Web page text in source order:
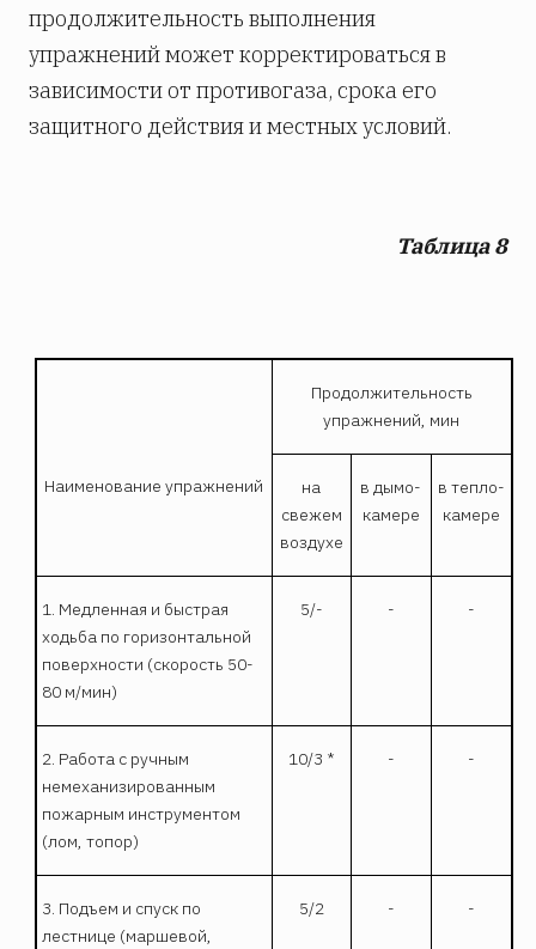
продолжительность выполнения
упражнений может корректироваться в
зависимости от противогаза, срока его
защитного действия и местных условий.
Таблица 8
Продолжительность
упражнений, мин
Наименование упражнений
на
свежем
воздухе
в дымо-
камере
в тепло-
камере
1. Медленная и быстрая
ходьба по горизонтальной
поверхности (скорость 50-
80 м/мин)
5/- - -
2. Работа с ручным
немеханизированным
пожарным инструментом
(лом, топор)
10/3 * - -
3. Подъем и спуск по
лестнице (маршевой,
5/2 - -